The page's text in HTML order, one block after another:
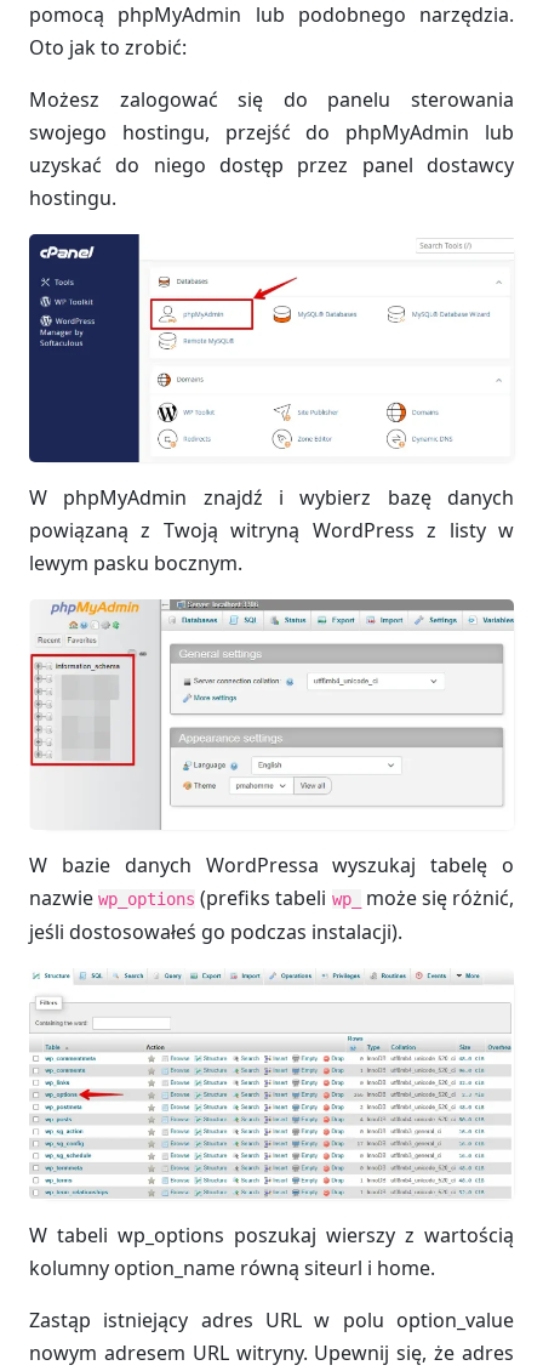
pomocą phpMyAdmin lub podobnego narzędzia.
Oto jak to zrobić:
Możesz zalogować się do panelu sterowania
swojego hostingu, przejść do phpMyAdmin lub
uzyskać do niego dostęp przez panel dostawcy
hostingu.
W phpMyAdmin znajdź i wybierz bazę danych
powiązaną z Twoją witryną WordPress z listy w
lewym pasku bocznym.
W bazie danych WordPressa wyszukaj tabelę o
nazwiewp_options (prefiks tabeli wp_
może się różnić,
jeśli dostosowałeś go podczas instalacji).
W tabeli wp_options poszukaj wierszy z wartością
kolumny option_name równą siteurl i home.
Zastąp istniejący adres URL w polu option_value
nowym adresem URL witryny. Upewnij się, że adres